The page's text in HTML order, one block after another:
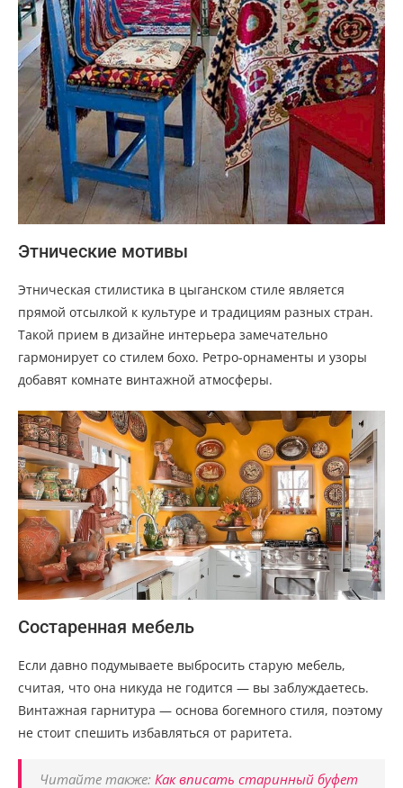
Этнические мотивы
Этническая стилистика в цыганском стиле является
прямой отсылкой к культуре и традициям разных стран.
Такой прием в дизайне интерьера замечательно
гармонирует со стилем бохо. Ретро-орнаменты и узоры
добавят комнате винтажной атмосферы.
Состаренная мебель
Если давно подумываете выбросить старую мебель,
считая, что она никуда не годится — вы заблуждаетесь.
Винтажная гарнитура — основа богемного стиля, поэтому
не стоит спешить избавляться от раритета.
Читайте также: Как вписать старинный буфет